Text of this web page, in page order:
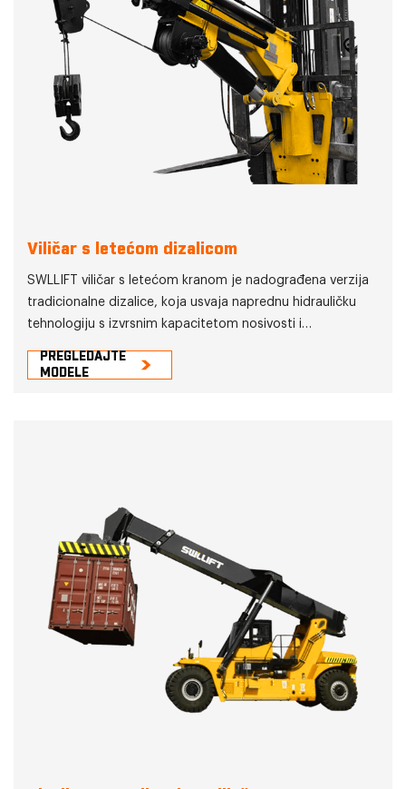
Viličar s letećom dizalicom
SWLLIFT viličar s letećom kranom je nadograđena verzija
tradicionalne dizalice, koja usvaja naprednu hidrauličku
tehnologiju s izvrsnim kapacitetom nosivosti i
ima izvrsne performanse u uštedi prostora i troškova te
PREGLEDAJTE
MODELE